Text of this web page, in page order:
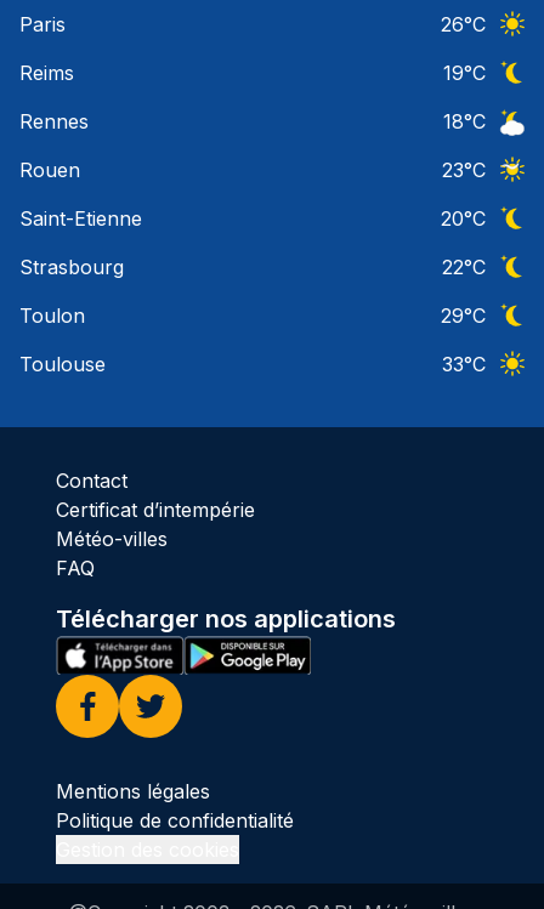
Paris
26°C
Reims
19°C
Rennes
18°C
Rouen
23°C
Saint-Etienne
20°C
Strasbourg
22°C
Toulon
29°C
Toulouse
33°C
Contact
Certificat d’intempérie
Météo-villes
FAQ
Télécharger nos applications
Facebook
Twitter
Mentions légales
Politique de confidentialité